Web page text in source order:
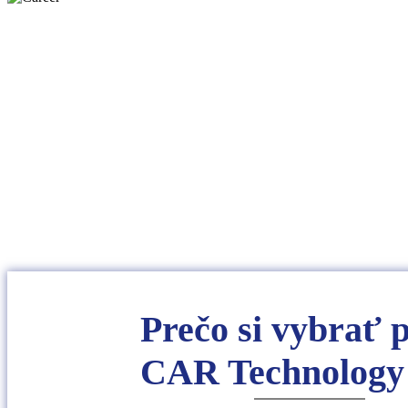
Prečo si vybrať
CAR Technology